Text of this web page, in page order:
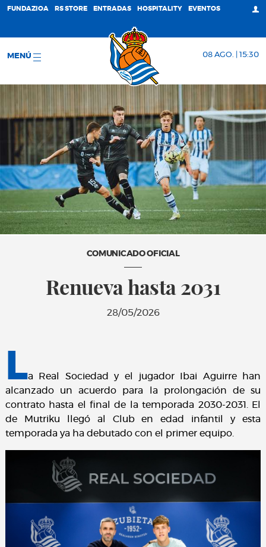
FUNDAZIOA RS STORE ENTRADAS HOSPITALITY EVENTOS
MENÚ 08 AGO. | 15:30
COMUNICADO OFICIAL
Renueva hasta 2031
28/05/2026
La Real Sociedad y el jugador Ibai Aguirre han
alcanzado un acuerdo para la prolongación de su
contrato hasta el final de la temporada 2030-2031. El
de Mutriku llegó al Club en edad infantil y esta
temporada ya ha debutado con el primer equipo.